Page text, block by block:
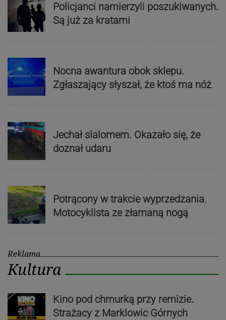
Policjanci namierzyli poszukiwanych.
Są już za kratami
Nocna awantura obok sklepu.
Zgłaszający słyszał, że ktoś ma nóż
Jechał slalomem. Okazało się, że
doznał udaru
Potrącony w trakcie wyprzedzania.
Motocyklista ze złamaną nogą
Reklama
Kultura
Kino pod chmurką przy remizie.
Strażacy z Marklowic Górnych